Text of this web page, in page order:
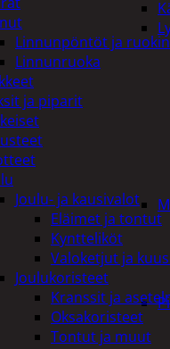
Linnunpöntöt ja
Linnunruoka
ja piparit
Joulu- ja kausivalot
Eläimet ja tontut
Kyntteliköt
Valoketjut ja
Joulukoristeet
Kranssit ja
Oksakoristeet
Tontut ja muut